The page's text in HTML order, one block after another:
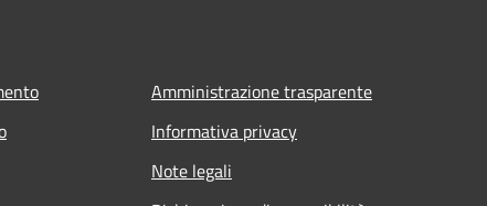
Amministrazione trasparente
Informativa privacy
Note legali